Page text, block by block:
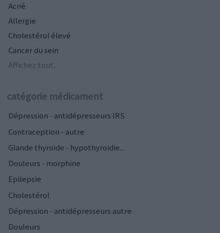
Acné
Allergie
Cholestérol élevé
Cancer du sein
Affichez tout...
catégorie médicament
Dépression - antidépresseurs IRS
Contraception - autre
Glande thyroïde - hypothyroïdie...
Douleurs - morphine
Epilepsie
Cholestérol
Dépression - antidépresseurs autre
Douleurs